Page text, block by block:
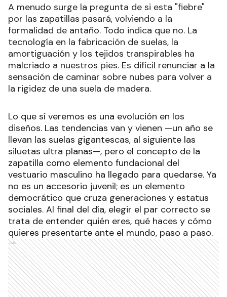
A menudo surge la pregunta de si esta "fiebre"
por las zapatillas pasará, volviendo a la
formalidad de antaño. Todo indica que no. La
tecnología en la fabricación de suelas, la
amortiguación y los tejidos transpirables ha
malcriado a nuestros pies. Es difícil renunciar a la
sensación de caminar sobre nubes para volver a
la rigidez de una suela de madera.
Lo que sí veremos es una evolución en los
diseños. Las tendencias van y vienen —un año se
llevan las suelas gigantescas, al siguiente las
siluetas ultra planas—, pero el concepto de la
zapatilla como elemento fundacional del
vestuario masculino ha llegado para quedarse. Ya
no es un accesorio juvenil; es un elemento
democrático que cruza generaciones y estatus
sociales. Al final del día, elegir el par correcto se
trata de entender quién eres, qué haces y cómo
quieres presentarte ante el mundo, paso a paso.
Ads